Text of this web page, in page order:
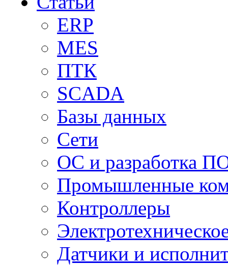
ERP
MES
ПТК
SCADA
Базы данных
Сети
ОС и разработка
Промышленные
Контроллеры
Датчики и